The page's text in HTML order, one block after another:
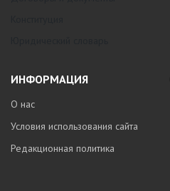
ИНФОРМАЦИЯ
О нас
Условия использования сайта
Редакционная политика